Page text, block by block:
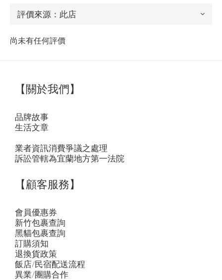
尚未有任何評價
【關於我們】
品牌故事
生活文章
業者資訊消費爭議之處理
訴訟管轄為宜蘭地方第一法院
【顧客服務】
會員優惠券
新竹包裹查詢
黑貓包裹查詢
訂購須知
退換貨政策
飯店/民宿配送流程
異業/團購合作